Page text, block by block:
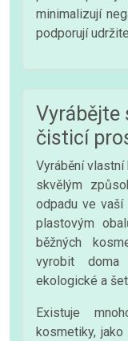
minimalizují
podporují
Vyrábějte
čisticí
Vyrábění
skvělým
odpadu ve
plastovým
běžných
vyrobit
ekologické a
Existuje
kosmetiky,